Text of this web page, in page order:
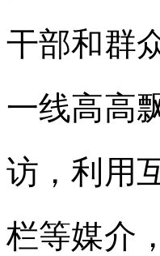
干部和群
一线高高
访，利用
栏等媒介